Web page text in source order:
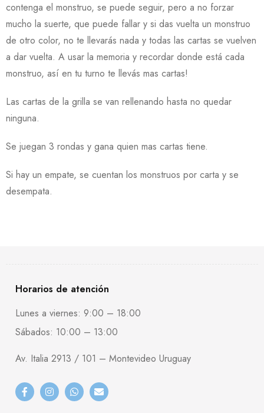
contenga el monstruo, se puede seguir, pero a no forzar
mucho la suerte, que puede fallar y si das vuelta un monstruo
de otro color, no te llevarás nada y todas las cartas se vuelven
a dar vuelta. A usar la memoria y recordar donde está cada
monstruo, así en tu turno te llevás mas cartas!
Las cartas de la grilla se van rellenando hasta no quedar
ninguna.
Se juegan 3 rondas y gana quien mas cartas tiene.
Si hay un empate, se cuentan los monstruos por carta y se
desempata.
Horarios de atención
Lunes a viernes: 9:00 – 18:00
Sábados: 10:00 – 13:00
Av. Italia 2913 / 101 – Montevideo Uruguay